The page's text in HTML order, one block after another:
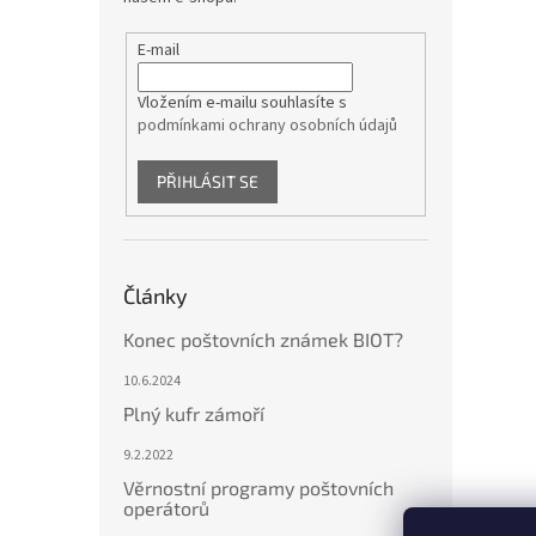
E-mail
Vložením e-mailu souhlasíte s
podmínkami ochrany osobních údajů
PŘIHLÁSIT SE
Články
Konec poštovních známek BIOT?
10.6.2024
Plný kufr zámoří
9.2.2022
Věrnostní programy poštovních
operátorů